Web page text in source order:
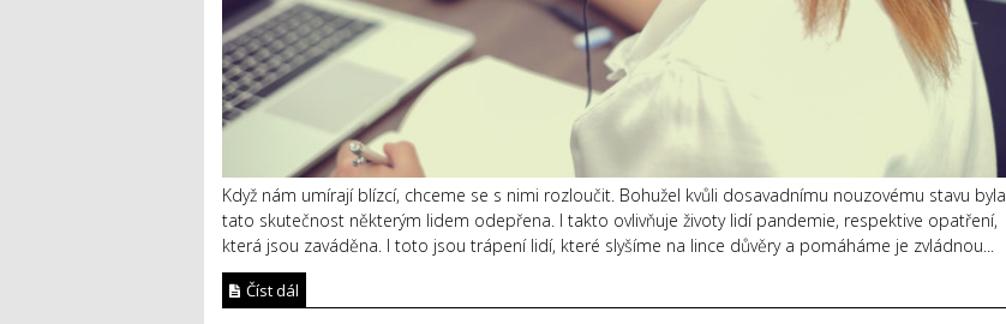
Když nám umírají blízcí, chceme se s nimi rozloučit. Bohužel kvůli dosavadnímu nouzovému stavu byla
tato skutečnost některým lidem odepřena. I takto ovlivňuje životy lidí pandemie, respektive opatření,
která jsou zaváděna. I toto jsou trápení lidí, které slyšíme na lince důvěry a pomáháme je zvládnou...
Číst dál